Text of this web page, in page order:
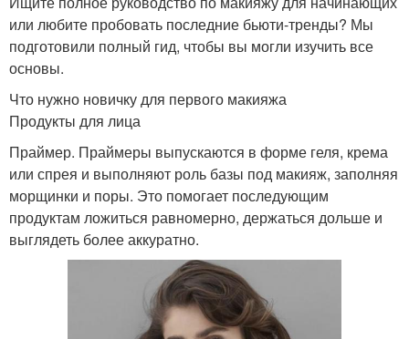
или любите пробовать последние бьюти-тренды? Мы
подготовили полный гид, чтобы вы могли изучить все
основы.
Что нужно новичку для первого макияжа
Продукты для лица
Праймер. Праймеры выпускаются в форме геля, крема
или спрея и выполняют роль базы под макияж, заполняя
морщинки и поры. Это помогает последующим
продуктам ложиться равномерно, держаться дольше и
выглядеть более аккуратно.